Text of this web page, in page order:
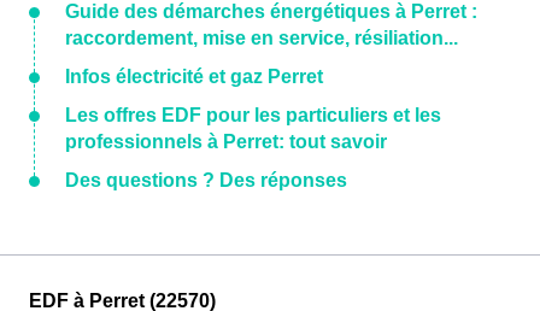
Guide des démarches énergétiques à Perret :
raccordement, mise en service, résiliation...
Infos électricité et gaz Perret
Les offres EDF pour les particuliers et les
professionnels à Perret: tout savoir
Des questions ? Des réponses
EDF à Perret (22570)